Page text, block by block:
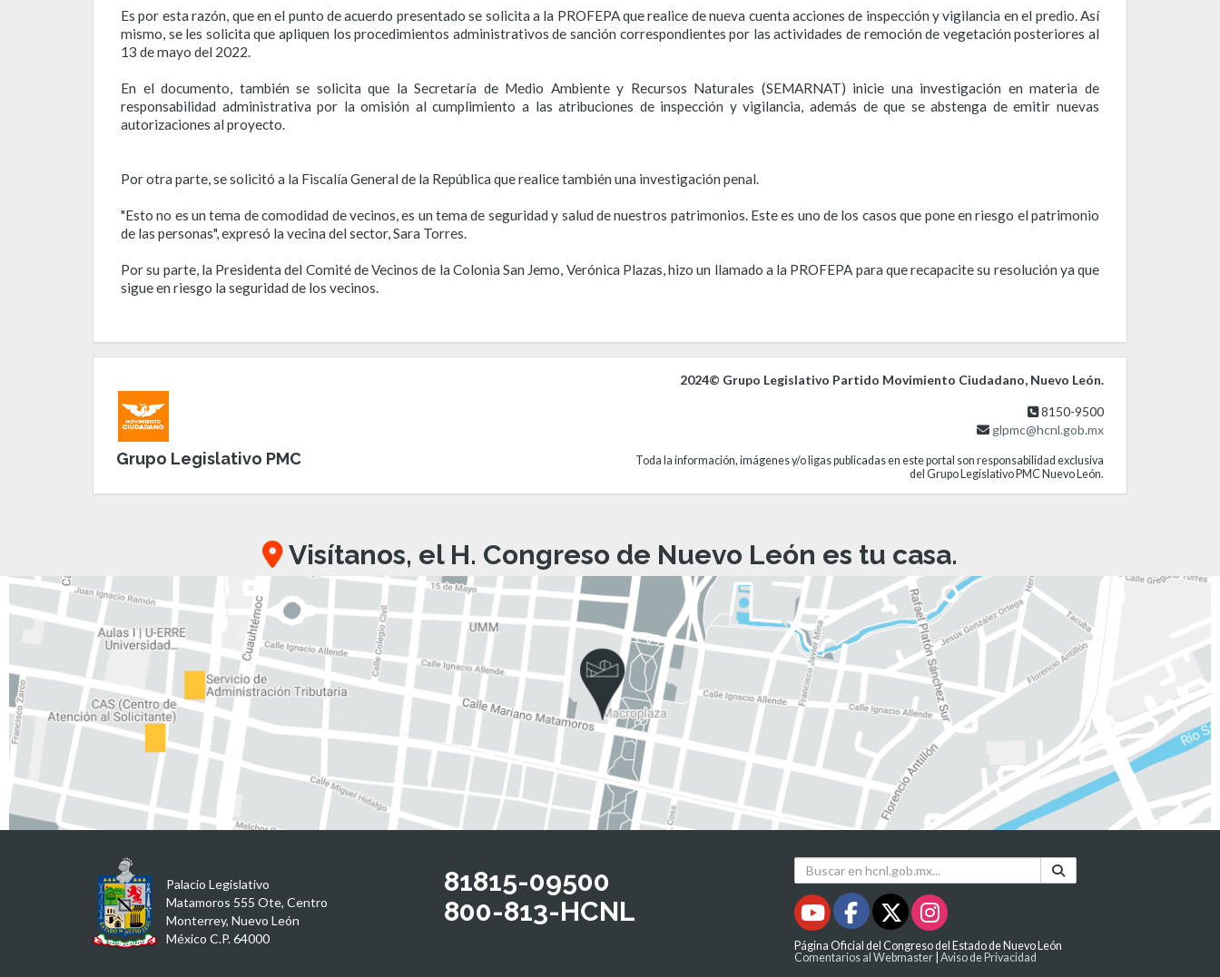
Es por esta razón, que en el punto de acuerdo presentado se solicita a la PROFEPA que realice de nueva cuenta acciones de inspección y vigilancia en el predio. Así
mismo, se les solicita que apliquen los procedimientos administrativos de sanción correspondientes por las actividades de remoción de vegetación posteriores al
13 de mayo del 2022.
En el documento, también se solicita que la Secretaría de Medio Ambiente y Recursos Naturales (SEMARNAT) inicie una investigación en materia de
responsabilidad administrativa por la omisión al cumplimiento a las atribuciones de inspección y vigilancia, además de que se abstenga de emitir nuevas
autorizaciones al proyecto.
Por otra parte, se solicitó a la Fiscalía General de la República que realice también una investigación penal.
"Esto no es un tema de comodidad de vecinos, es un tema de seguridad y salud de nuestros patrimonios. Este es uno de los casos que pone en riesgo el patrimonio
de las personas", expresó la vecina del sector, Sara Torres.
Por su parte, la Presidenta del Comité de Vecinos de la Colonia San Jemo, Verónica Plazas, hizo un llamado a la PROFEPA para que recapacite su resolución ya que
sigue en riesgo la seguridad de los vecinos.
Grupo Legislativo PMC
2024© Grupo Legislativo Partido Movimiento Ciudadano, Nuevo León.
8150-9500
glpmc@hcnl.gob.mx
Toda la información, imágenes y/o ligas publicadas en este portal son responsabilidad exclusiva
del Grupo Legislativo PMC Nuevo León.
Visítanos, el H. Congreso de Nuevo León es tu casa.
Palacio Legislativo
Matamoros 555 Ote, Centro
Monterrey, Nuevo León
México C.P. 64000
81815-09500
800-813-HCNL
Página Oficial del Congreso del Estado de Nuevo León
Comentarios al Webmaster |Aviso de Privacidad